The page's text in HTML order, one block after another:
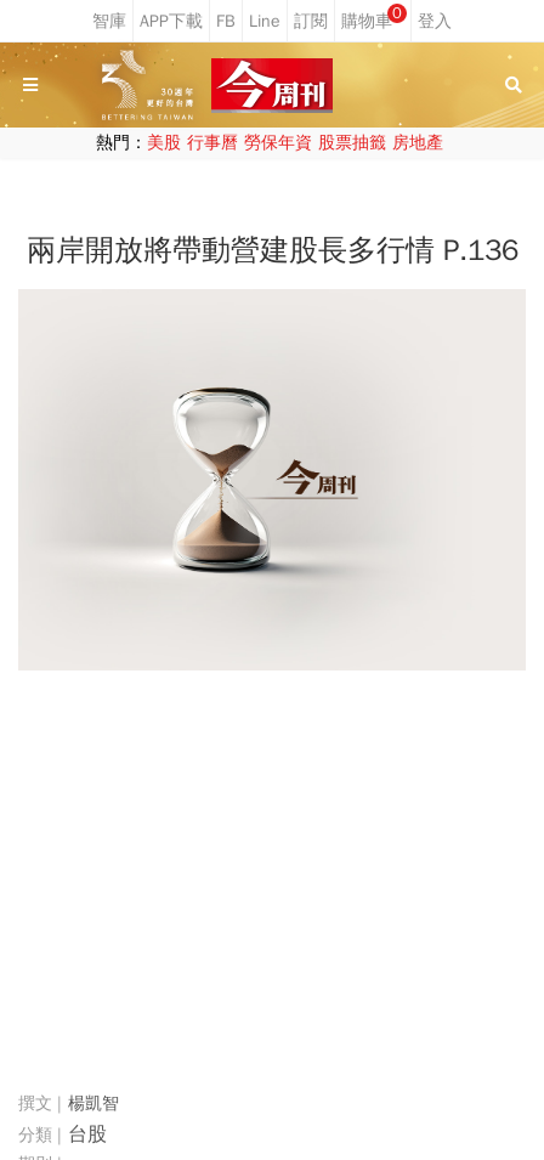
0
熱門： 美股 行事曆 勞保年資 股票抽籤 房地產
兩岸開放將帶動營建股長多行情 P.136
楊凱智
台股